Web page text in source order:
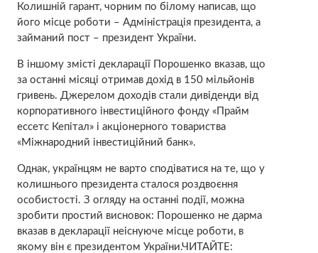
Колишній гарант, чорним по білому написав, що
його місце роботи – Адміністрація президента, а
займаний пост – президент України.
В іншому змісті декларації Порошенко вказав, що
за останні місяці отримав дохід в 150 мільйонів
гривень. Джерелом доходів стали дивіденди від
корпоративного інвестиційного фонду «Прайм
ессетс Кепітал» і акціонерного товариства
«Міжнародний інвестиційний банк».
Однак, українцям не варто сподіватися на те, що у
колишнього президента сталося роздвоєння
особистості. З огляду на останні події, можна
зробити простий висновок: Порошенко не дарма
вказав в декларації неіснуюче місце роботи, в
якому він є президентом України.ЧИТАЙТЕ: